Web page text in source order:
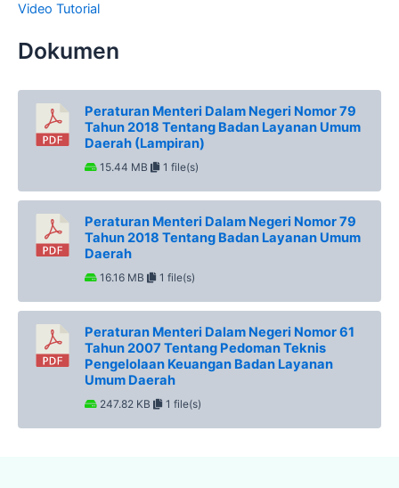
Video Tutorial
Dokumen
Peraturan Menteri Dalam Negeri Nomor 79
Tahun 2018 Tentang Badan Layanan Umum
Daerah (Lampiran)
15.44 MB 1 file(s)
Peraturan Menteri Dalam Negeri Nomor 79
Tahun 2018 Tentang Badan Layanan Umum
Daerah
16.16 MB 1 file(s)
Peraturan Menteri Dalam Negeri Nomor 61
Tahun 2007 Tentang Pedoman Teknis
Pengelolaan Keuangan Badan Layanan
Umum Daerah
247.82 KB 1 file(s)